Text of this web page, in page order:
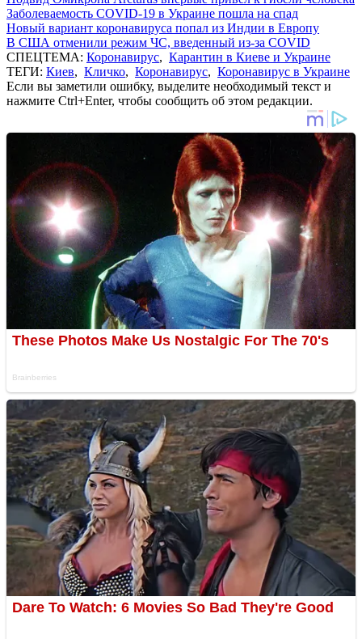
Заболеваемость COVID-19 в Украине пошла на спад
Новый вариант коронавируса попал из Индии в Европу
В США отменили режим ЧС, введенный из-за COVID
СПЕЦТЕМА: Коронавирус, Карантин в Киеве и Украине
ТЕГИ: Киев, Кличко, Коронавирус, Коронавирус в Украине
Если вы заметили ошибку, выделите необходимый текст и
нажмите Ctrl+Enter, чтобы сообщить об этом редакции.